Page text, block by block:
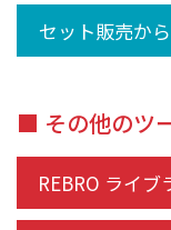
セット販売か
■ その他のツ
REBRO ライブ